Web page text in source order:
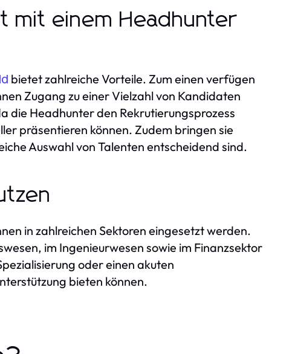
mit einem Headhunter
bietet zahlreiche Vorteile. Zum einen verfügen
Zugang zu einer Vielzahl von Kandidaten
die Headhunter den Rekrutierungsprozess
präsentieren können. Zudem bringen sie
Auswahl von Talenten entscheidend sind.
in zahlreichen Sektoren eingesetzt werden.
im Ingenieurwesen sowie im Finanzsektor
oder einen akuten
bieten können.